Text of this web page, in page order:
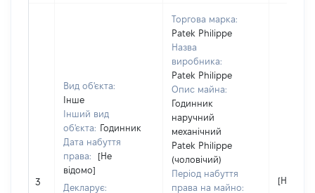
3
Вид об'єкта:
Інше
Інший вид
об'єкта: Годинник
Дата набуття
права:
[Не
відомо]
Декларує:
Торгова марка:
Patek Philippe
Назва
виробника:
Patek Philippe
Опис майна:
Годинник
наручний
механічний
Patek Philippe
(чоловічий)
Період набуття
права на майно:
[Не